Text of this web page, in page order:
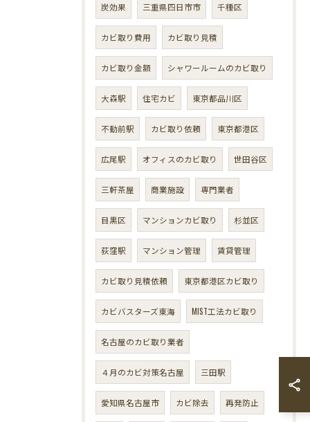
炭効果 三重県四日市市 千種区
カビ取り費用 カビ取り見積
カビ取り金額 シャワールームのカビ取り
大森駅 住宅カビ 東京都品川区
不動前駅 カビ取り依頼 東京都港区
広尾駅 オフィスのカビ取り 世田谷区
三軒茶屋 商業施設 専門業者
目黒区 マンションカビ取り 杉並区
荻窪駅 マンション管理 賃貸管理
カビ取り見積依頼 東京都港区カビ取り
カビバスターズ東海 MIST工法カビ取り
名古屋のカビ取り業者
４月のカビ対策名古屋 三田駅
愛知県名古屋市 カビ除去 再発防止